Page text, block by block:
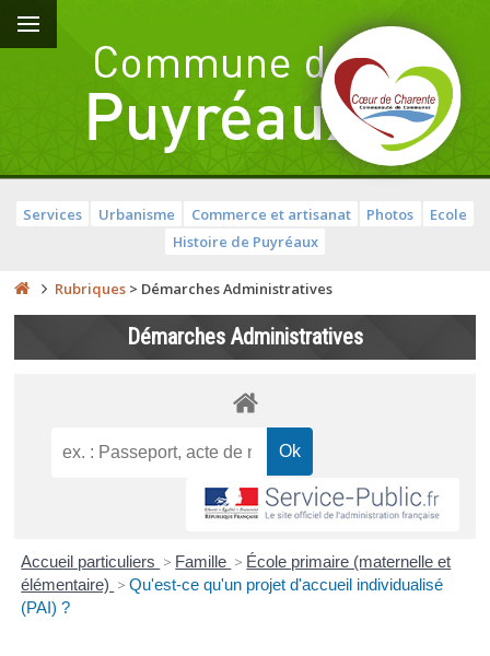
Services Urbanisme Commerce et artisanat Photos
Ecole
Histoire de Puyréaux
Rubriques > Démarches Administratives
Démarches Administratives
Accueil particuliers > Famille > École primaire (maternelle et
élémentaire) > Qu'est-ce qu'un projet d'accueil individualisé
(PAI) ?